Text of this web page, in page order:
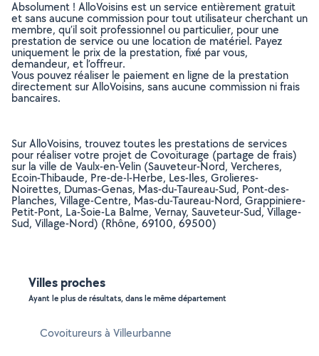
Absolument ! AlloVoisins est un service entièrement gratuit
et sans aucune commission pour tout utilisateur cherchant un
membre, qu’il soit professionnel ou particulier, pour une
prestation de service ou une location de matériel. Payez
uniquement le prix de la prestation, fixé par vous,
demandeur, et l’offreur.
Vous pouvez réaliser le paiement en ligne de la prestation
directement sur AlloVoisins, sans aucune commission ni frais
bancaires.
Sur AlloVoisins, trouvez toutes les prestations de services
pour réaliser votre projet de Covoiturage (partage de frais)
sur la ville de Vaulx-en-Velin (Sauveteur-Nord, Vercheres,
Ecoin-Thibaude, Pre-de-l-Herbe, Les-Iles, Grolieres-
Noirettes, Dumas-Genas, Mas-du-Taureau-Sud, Pont-des-
Planches, Village-Centre, Mas-du-Taureau-Nord, Grappiniere-
Petit-Pont, La-Soie-La Balme, Vernay, Sauveteur-Sud, Village-
Sud, Village-Nord) (Rhône, 69100, 69500)
Villes proches
Ayant le plus de résultats, dans le même département
Covoitureurs à Villeurbanne